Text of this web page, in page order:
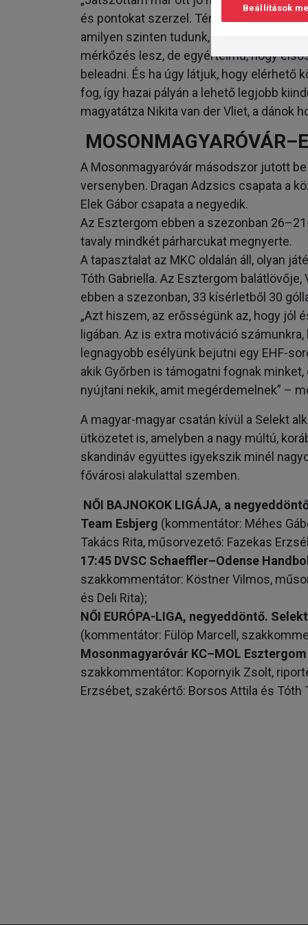
és pontokat szerzel. Tényleg mindent
amilyen szinten tudunk, különben nehéz
mérkőzés lesz, de egyértelmű, hogy
beleadni. És ha úgy látjuk, hogy elérhető
fog, így hazai pályán a lehető legjobb
magyatátza Nikita van der Vliet, a dánok
A Mosonmagyaróvár másodszor jutott
versenyben. Dragan Adzsics csapata a
Elek Gábor csapata a negyedik.
Az Esztergom ebben a szezonban
tavaly mindkét párharcukat megnyerte.
A tapasztalat az MKC oldalán áll, olyan
Tóth Gabriella. Az Esztergom
ebben a szezonban, 33 kísérletből 30
„Azt hiszem, az erősségünk az, hogy jól
ligában. Az is extra motiváció
legnagyobb esélyünk bejutni egy EHF-
akik Győrben is támogatni fognak
nyújtani nekik, amit megérdemelnek” –
A magyar-magyar csatán kívül a Selekt
ütközetet is, amelyben a nagy múltú,
skandináv együttes igyekszik minél
fővárosi alakulattal szemben.
NŐI BAJNOKOK LIGÁJA, a
Team Esbjerg (kommentátor: Méhes
Takács Rita, műsorvezető: Fazekas
17:45 DVSC Schaeffler–Odense
szakkommentátor: Köstner Vilmos,
és Deli Rita);
NŐI EURÓPA-LIGA, negyeddöntő.
(kommentátor: Fülöp Marcell,
Mosonmagyaróvár KC–MOL Esztergom
szakkommentátor: Kopornyik Zsolt,
Erzsébet, szakértő: Borsos Attila és Tóth
Beállítások